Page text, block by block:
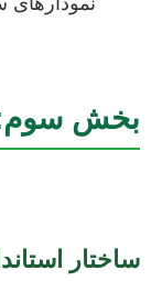
بخش سوم:
ساختار